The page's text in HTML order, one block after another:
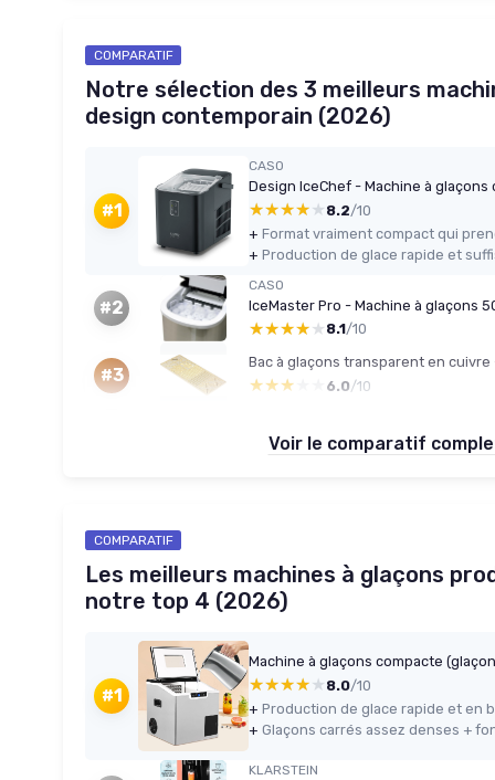
COMPARATIF
Notre sélection des 3 meilleurs
design contemporain (2026)
#1
CASO
Design IceChef - Machine à glaçons
★★★★★
★★★★★ 8.2/10
+
+
#2
CASO
IceMaster Pro - Machine à glaçons
★★★★★
★★★★★ 8.1/10
#3
Bac à glaçons transparent en
★★★★★
★★★★★ 6.0/10
Voir le comparatif
COMPARATIF
Les meilleurs machines à glaçons
notre top 4 (2026)
#1
Machine à glaçons compacte
★★★★★
★★★★★ 8.0/10
+
+
KLARSTEIN